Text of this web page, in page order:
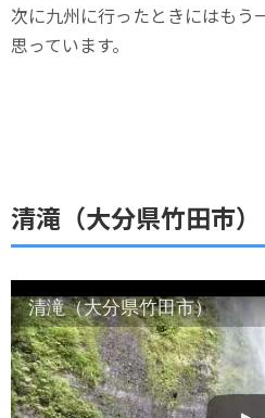
次に九州に行ったときにはもう
思っています。
清滝（大分県竹田市）
清滝（大分県竹田市）